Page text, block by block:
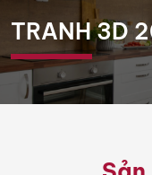
KẾ,
THI
CÔNG,
CUNG
TRANH 3D